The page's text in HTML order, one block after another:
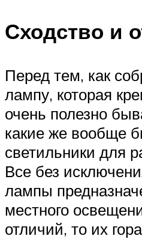
Сходство и
Перед тем, как
лампу, которая
очень полезно
какие же вообще
светильники для
Все без
лампы
местного
отличий, то их